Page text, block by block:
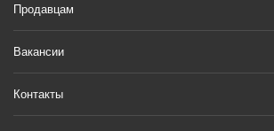
Продавцам
Вакансии
Контакты